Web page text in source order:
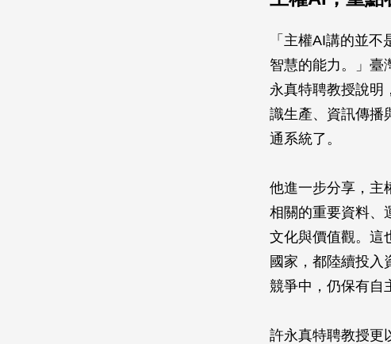
「主權AI講的並
智慧的能力。」臺
永真特聘教授說明
識生產、資訊傳播
通系統了。
他進一步分享，主
相關的重要資料、
文化與價值觀。這
國家，都陸續投入
競爭中，仍保有自
許永真特聘教授更